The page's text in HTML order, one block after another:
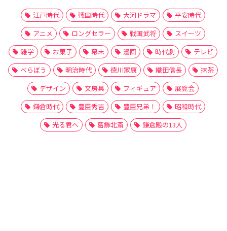
江戸時代 戦国時代 大河ドラマ
平安時代
アニメ
ロングセラー 戦国武将
スイーツ
雑学
お菓子 幕末 漫画 時代劇
テレビ
べらぼう
明治時代 徳川家康 織田信長
抹茶
デザイン
文房具 フィギュア
展覧会
鎌倉時代
豊臣秀吉 豊臣兄弟！
昭和時代
光る君へ
葛飾北斎 鎌倉殿の13人